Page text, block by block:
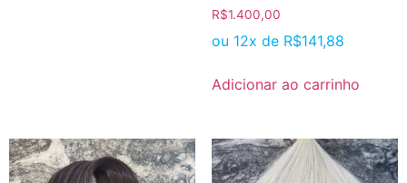
R$1.400,00
ou 12x de R$141,88
Adicionar ao carrinho